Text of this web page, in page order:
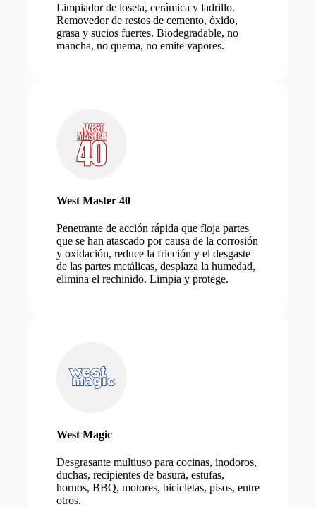
Limpiador de loseta, cerámica y ladrillo.
Removedor de restos de cemento, óxido,
grasa y sucios fuertes. Biodegradable, no
mancha, no quema, no emite vapores.
West Master 40
Penetrante de acción rápida que floja partes
que se han atascado por causa de la corrosión
y oxidación, reduce la fricción y el desgaste
de las partes metálicas, desplaza la humedad,
elimina el rechinido. Limpia y protege.
West Magic
Desgrasante multiuso para cocinas, inodoros,
duchas, recipientes de basura, estufas,
hornos, BBQ, motores, bicicletas, pisos, entre
otros.